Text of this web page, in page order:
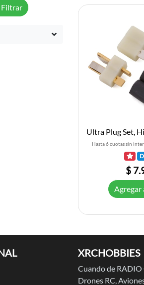
Filtrar
Hasta 6 cuotas sin
$
Agregar
XRCHOBBIES
Cuando de RADIO
Drones RC,